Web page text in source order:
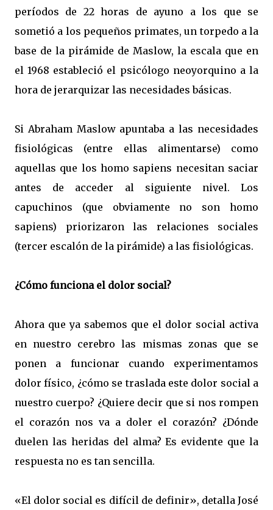
períodos de 22 horas de ayuno a los que se
sometió a los pequeños primates, un torpedo a la
base de la pirámide de Maslow, la escala que en
el 1968 estableció el psicólogo neoyorquino a la
hora de jerarquizar las necesidades básicas.
Si Abraham Maslow apuntaba a las necesidades
fisiológicas (entre ellas alimentarse) como
aquellas que los homo sapiens necesitan saciar
antes de acceder al siguiente nivel. Los
capuchinos (que obviamente no son homo
sapiens) priorizaron las relaciones sociales
(tercer escalón de la pirámide) a las fisiológicas.
¿Cómo funciona el dolor social?
Ahora que ya sabemos que el dolor social activa
en nuestro cerebro las mismas zonas que se
ponen a funcionar cuando experimentamos
dolor físico, ¿cómo se traslada este dolor social a
nuestro cuerpo? ¿Quiere decir que si nos rompen
el corazón nos va a doler el corazón? ¿Dónde
duelen las heridas del alma? Es evidente que la
respuesta no es tan sencilla.
«El dolor social es difícil de definir», detalla José